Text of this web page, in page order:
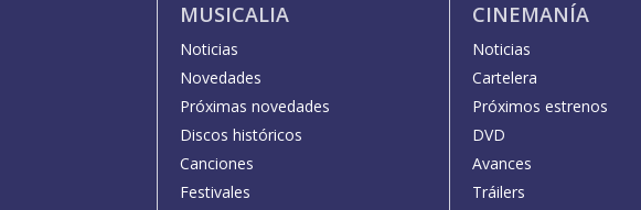
MUSICALIA
Noticias
Novedades
Próximas novedades
Discos históricos
Canciones
Festivales
CINEMANÍA
Noticias
Cartelera
Próximos estrenos
DVD
Avances
Tráilers